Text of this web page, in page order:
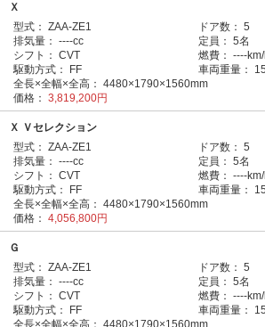
Ｘ
型式： ZAA-ZE1 ドア数： 5
排気量： ----cc 定員： 5名
シフト： CVT 燃費： ----km/l
駆動方式：
FF 車両重量：
全長×全幅×全高： 4480×1790×1560mm
価格： 3,819,200円
Ｘ Ｖセレクション
型式： ZAA-ZE1 ドア数： 5
排気量： ----cc 定員： 5名
シフト： CVT 燃費： ----km/l
駆動方式：
FF 車両重量：
全長×全幅×全高： 4480×1790×1560mm
価格： 4,056,800円
Ｇ
型式： ZAA-ZE1 ドア数： 5
排気量： ----cc 定員： 5名
シフト： CVT 燃費： ----km/l
駆動方式：
FF 車両重量：
全長×全幅×全高： 4480×1790×1560mm